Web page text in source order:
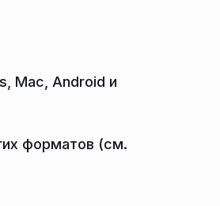
Mac, Android и
форматов (см.